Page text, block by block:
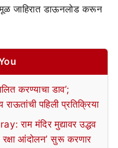
जाहिरात डाऊनलोड करून
करण्याचा डाव’;
पहिली प्रतिक्रिया
राम मंदिर मुद्यावर उद्धव
रक्षा आंदोलन’ सुरू करणार